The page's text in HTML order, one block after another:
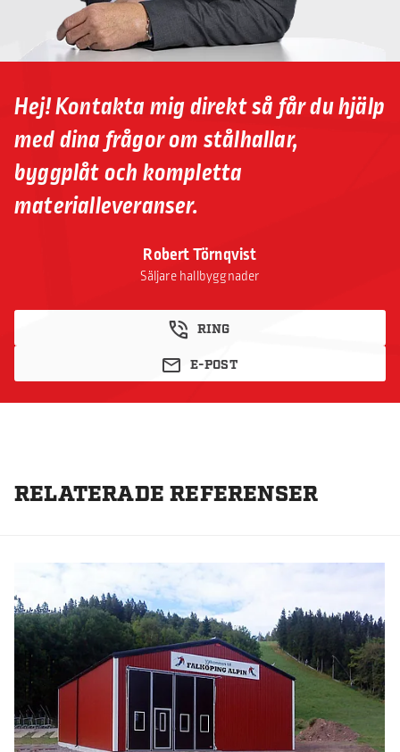
Robert Törnqvist
Säljare hallbyggnader
RING
E-POST
Hej! Kontakta mig direkt så får du hjälp
med dina frågor om stålhallar,
byggplåt och kompletta
materialleveranser.
RELATERADE REFERENSER